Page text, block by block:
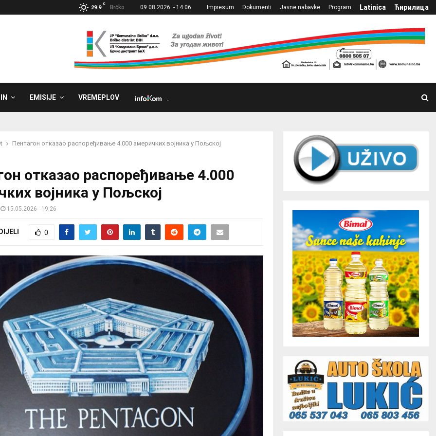
29.9
C
Brčko 09.08.2026. - 14:06 Impresum Dokumenti Javne nabavke Program Latinica Ћирилица
EMISIJE VREMEPLOV
Пентагон отказао распоређивање 4.000 америчких војника у Пољској
отказао распоређивање 4.000
војника у Пољској
15.05.2026 - 19:26
0